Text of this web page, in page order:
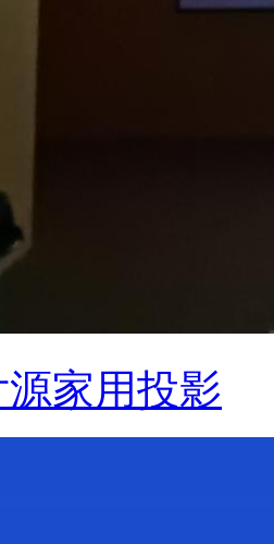
家用投影